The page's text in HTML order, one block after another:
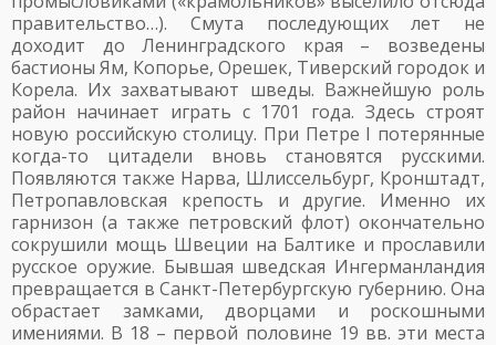
правительство…). Смута последующих лет не
доходит до Ленинградского края – возведены
бастионы Ям, Копорье, Орешек, Тиверский городок и
Корела. Их захватывают шведы. Важнейшую роль
район начинает играть с 1701 года. Здесь строят
новую российскую столицу. При Петре I потерянные
когда-то цитадели вновь становятся русскими.
Появляются также Нарва, Шлиссельбург, Кронштадт,
Петропавловская крепость и другие. Именно их
гарнизон (а также петровский флот) окончательно
сокрушили мощь Швеции на Балтике и прославили
русское оружие. Бывшая шведская Ингерманландия
превращается в Санкт-Петербургскую губернию. Она
обрастает замками, дворцами и роскошными
имениями. В 18 – первой половине 19 вв. эти места